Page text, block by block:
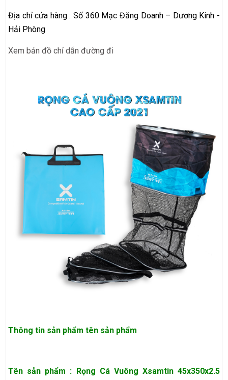
Địa chỉ cửa hàng : Số 360 Mạc Đăng Doanh – Dương Kinh -
Hải Phòng
Xem bản đồ chỉ dẫn đường đi
Thông tin sản phẩm tên sản phẩm
Tên sản phẩm : Rọng Cá Vuông Xsamtin 45x350x2.5